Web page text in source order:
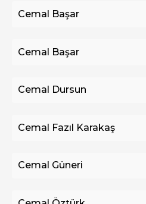
Cemal Başar
Cemal Başar
Cemal Dursun
Cemal Fazıl Karakaş
Cemal Güneri